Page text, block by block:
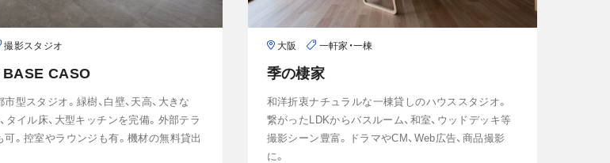
撮影スタジオ
BASE CASO
型スタジオ。緑樹、白壁、天高、大きな
タイル床、大型キッチンを完備。外部テラ
可。控室やラウンジも有。機材の無料貸出
大阪 一軒家・一棟
季の棲家
和洋折衷ナチュラルな一棟貸しのハウススタジオ。
繋がったLDKからバスルーム、和室、ウッドデッキ等
撮影シーン豊富。ドラマやCM、Web広告、商品撮影
に。